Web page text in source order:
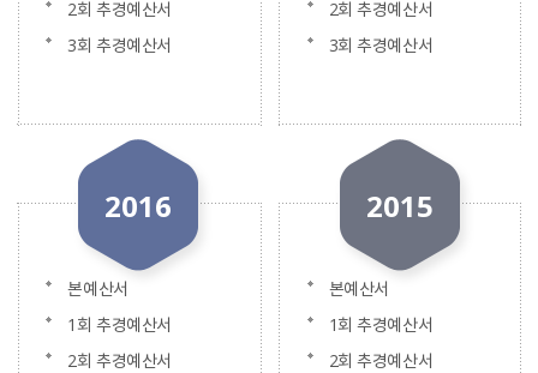
2회 추경예산서
3회 추경예산서
2회 추경예산서
3회 추경예산서
2016
본예산서
1회 추경예산서
2회 추경예산서
2015
본예산서
1회 추경예산서
2회 추경예산서